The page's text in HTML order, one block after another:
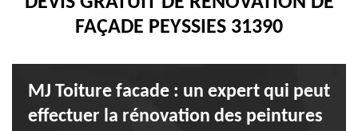
FAÇADE PEYSSIES 31390
MJ Toiture facade : un expert qui peut
effectuer la rénovation des peintures